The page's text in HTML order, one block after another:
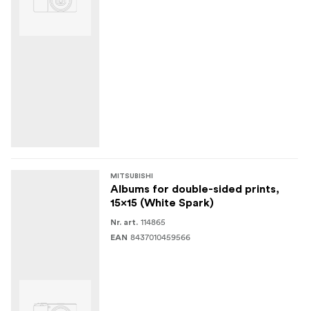
MITSUBISHI
Albums for double-sided prints,
15x15 (White Spark)
Nr. art. 114865
EAN 8437010459566